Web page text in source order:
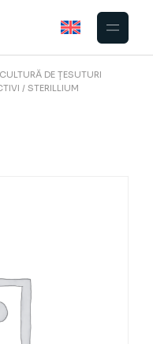
CULTURĂ DE ȚESUTURI
STERILLIUM